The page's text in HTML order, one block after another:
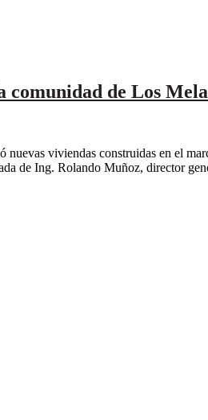
comunidad de Los
viviendas construidas en el
de Ing. Rolando Muñoz, director